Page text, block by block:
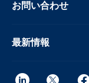
お問い合わせ
最新情報